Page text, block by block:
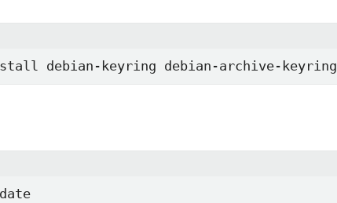
debian-keyring debian-archive-keyring